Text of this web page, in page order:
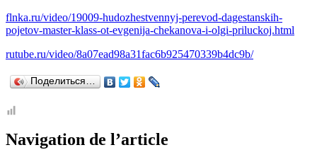
flnka.ru/video/19009-hudozhestvennyj-perevod-dagestanskih-
pojetov-master-klass-ot-evgenija-chekanova-i-olgi-priluckoj.html
rutube.ru/video/8a07ead98a31fac6b925470339b4dc9b/
Поделиться…
Navigation de l’article